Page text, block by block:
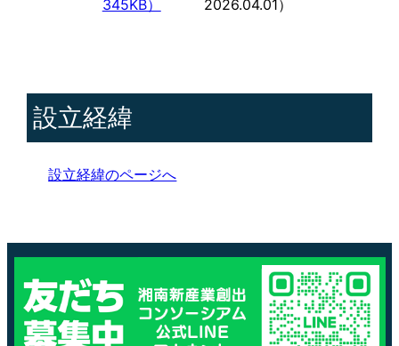
345KB）
2026.04.01）
設立経緯
設立経緯のページへ